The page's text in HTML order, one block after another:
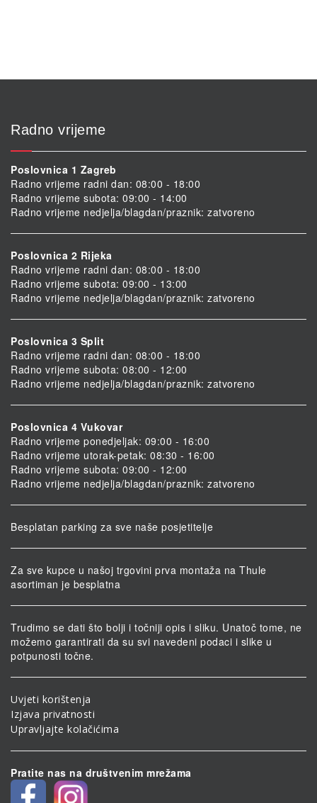
Radno vrijeme
Poslovnica 1 Zagreb
Radno vrijeme radni dan: 08:00 - 18:00
Radno vrijeme subota: 09:00 - 14:00
Radno vrijeme nedjelja/blagdan/praznik: zatvoreno
Poslovnica 2 Rijeka
Radno vrijeme radni dan: 08:00 - 18:00
Radno vrijeme subota: 09:00 - 13:00
Radno vrijeme nedjelja/blagdan/praznik: zatvoreno
Poslovnica 3 Split
Radno vrijeme radni dan: 08:00 - 18:00
Radno vrijeme subota: 08:00 - 12:00
Radno vrijeme nedjelja/blagdan/praznik: zatvoreno
Poslovnica 4 Vukovar
Radno vrijeme ponedjeljak: 09:00 - 16:00
Radno vrijeme utorak-petak: 08:30 - 16:00
Radno vrijeme subota: 09:00 - 12:00
Radno vrijeme nedjelja/blagdan/praznik: zatvoreno
Besplatan parking za sve naše posjetitelje
Za sve kupce u našoj trgovini prva montaža na Thule
asortiman je besplatna
Trudimo se dati što bolji i točniji opis i sliku. Unatoč tome, ne
možemo garantirati da su svi navedeni podaci i slike u
potpunosti točne.
Uvjeti korištenja
Izjava privatnosti
Upravljajte kolačićima
Pratite nas na društvenim mrežama